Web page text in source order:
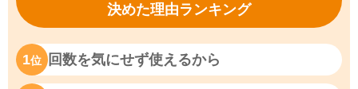
決めた理由ランキング
1位 回数を気にせず使えるから